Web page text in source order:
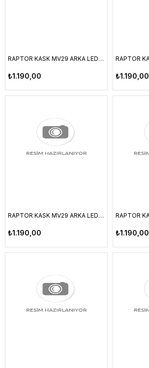
RAPTOR KASK MV29 ARKA LED LAMBALI FILELI SIYAH/LIME XL BEDEN
₺1.190,00 ₺1.190,00
RAPTOR KASK MV29 ARKA LED LAMBALI FILELI KIRMIZI/SIYAH XL BEDEN
₺1.190,00 ₺1.190,00